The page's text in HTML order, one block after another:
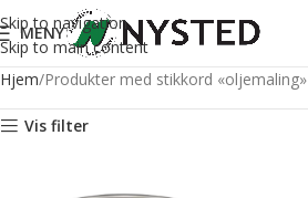
Skip to navigation
Skip to main content
MENY
Hjem Produkter med stikkord «oljemaling»
Vis filter